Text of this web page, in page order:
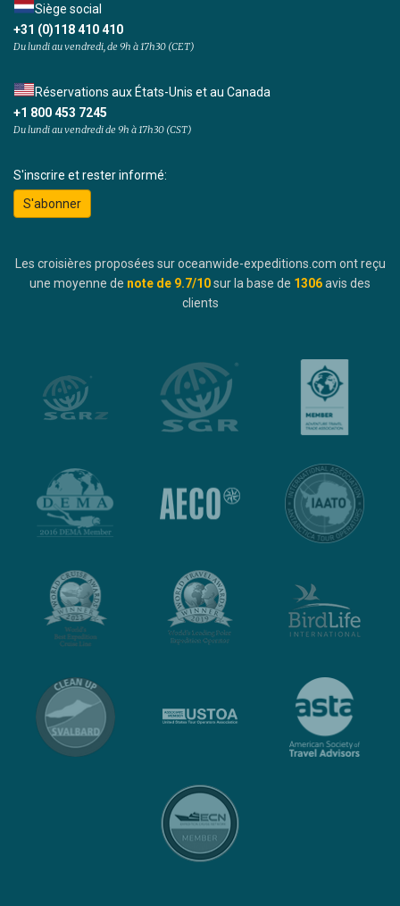
Siège social
+31 (0)118 410 410
Du lundi au vendredi, de 9h à 17h30 (CET)
Réservations aux États-Unis et au Canada
+1 800 453 7245
Du lundi au vendredi de 9h à 17h30 (CST)
S'inscrire et rester informé:
S'abonner
Les croisières proposées sur oceanwide-expeditions.com ont reçu
une moyenne de note de 9.7/10sur la base de 1306avis des
clients